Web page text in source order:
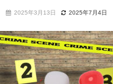
2025年3月13日 2025年7月4日